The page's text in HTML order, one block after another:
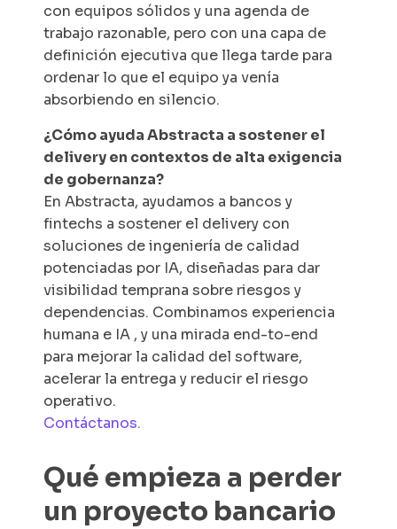
con equipos sólidos y una agenda de
trabajo razonable, pero con una capa de
definición ejecutiva que llega tarde para
ordenar lo que el equipo ya venía
absorbiendo en silencio.
¿Cómo ayuda Abstracta a sostener el
delivery en contextos de alta exigencia
de gobernanza?
En Abstracta, ayudamos a bancos y
fintechs a sostener el delivery con
soluciones de ingeniería de calidad
potenciadas por IA, diseñadas para dar
visibilidad temprana sobre riesgos y
dependencias. Combinamos experiencia
humana e IA , y una mirada end-to-end
para mejorar la calidad del software,
acelerar la entrega y reducir el riesgo
operativo.
Contáctanos.
Qué empieza a perder
un proyecto bancario